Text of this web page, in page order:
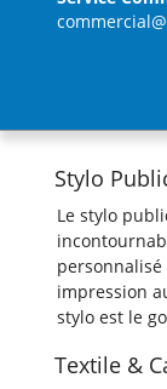
Stylo
Le stylo
impression
stylo est le
Textile &